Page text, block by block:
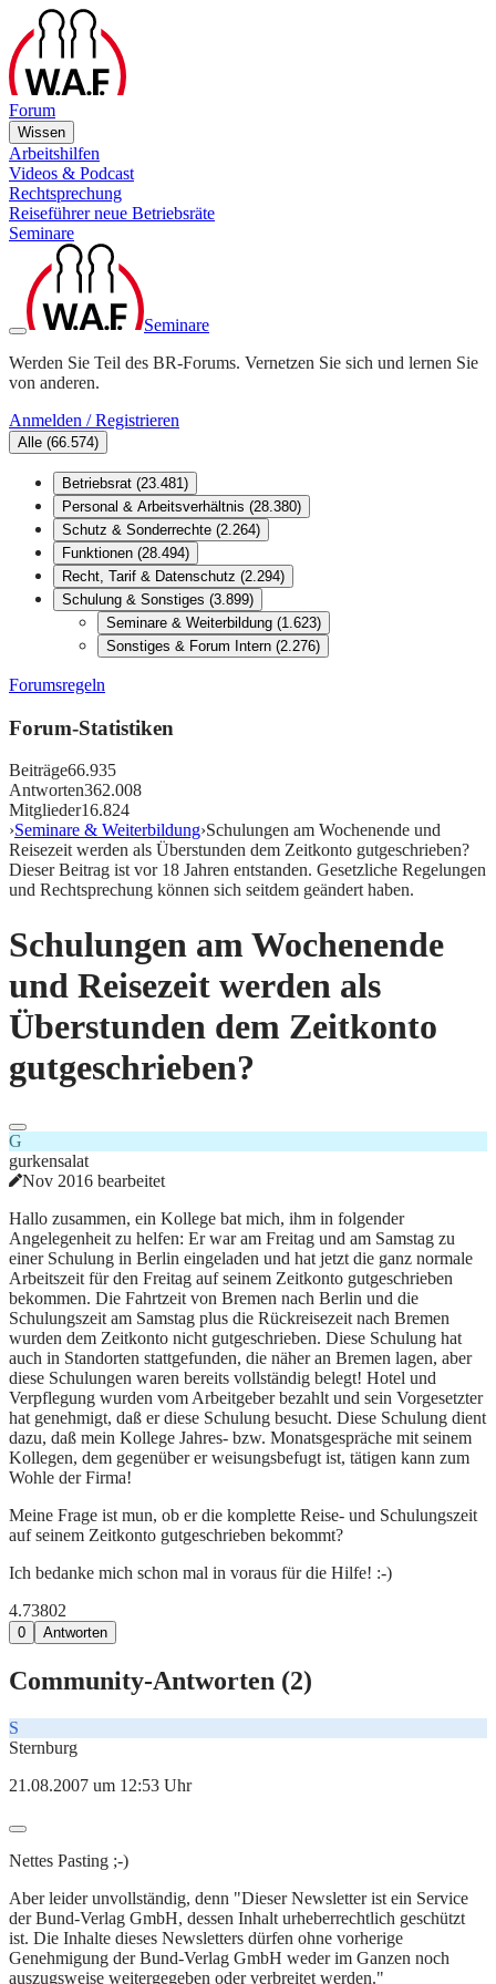
Forum
Wissen
Arbeitshilfen
Videos & Podcast
Rechtsprechung
Reiseführer neue Betriebsräte
Seminare
Seminare
Werden Sie Teil des BR-Forums. Vernetzen Sie sich und lernen Sie
von anderen.
Anmelden / Registrieren
Alle (66.574)
Betriebsrat (23.481)
Personal & Arbeitsverhältnis (28.380)
Schutz & Sonderrechte (2.264)
Funktionen (28.494)
Recht, Tarif & Datenschutz (2.294)
Schulung & Sonstiges (3.899)
Seminare & Weiterbildung (1.623)
Sonstiges & Forum Intern (2.276)
Forumsregeln
Forum-Statistiken
Beiträge66.935
Antworten362.008
Mitglieder16.824
›Seminare & Weiterbildung›Schulungen am Wochenende und
Reisezeit werden als Überstunden dem Zeitkonto gutgeschrieben?
Dieser Beitrag ist vor 18 Jahren entstanden. Gesetzliche Regelungen
und Rechtsprechung können sich seitdem geändert haben.
Schulungen am Wochenende
und Reisezeit werden als
Überstunden dem Zeitkonto
gutgeschrieben?
G
gurkensalat
Nov 2016 bearbeitet
Hallo zusammen, ein Kollege bat mich, ihm in folgender
Angelegenheit zu helfen: Er war am Freitag und am Samstag zu
einer Schulung in Berlin eingeladen und hat jetzt die ganz normale
Arbeitszeit für den Freitag auf seinem Zeitkonto gutgeschrieben
bekommen. Die Fahrtzeit von Bremen nach Berlin und die
Schulungszeit am Samstag plus die Rückreisezeit nach Bremen
wurden dem Zeitkonto nicht gutgeschrieben. Diese Schulung hat
auch in Standorten stattgefunden, die näher an Bremen lagen, aber
diese Schulungen waren bereits vollständig belegt! Hotel und
Verpflegung wurden vom Arbeitgeber bezahlt und sein Vorgesetzter
hat genehmigt, daß er diese Schulung besucht. Diese Schulung dient
dazu, daß mein Kollege Jahres- bzw. Monatsgespräche mit seinem
Kollegen, dem gegenüber er weisungsbefugt ist, tätigen kann zum
Wohle der Firma!
Meine Frage ist mun, ob er die komplette Reise- und Schulungszeit
auf seinem Zeitkonto gutgeschrieben bekommt?
Ich bedanke mich schon mal in voraus für die Hilfe! :-)
4.73802
0 Antworten
Community-Antworten (2)
S
Sternburg
21.08.2007 um 12:53 Uhr
Nettes Pasting ;-)
Aber leider unvollständig, denn "Dieser Newsletter ist ein Service
der Bund-Verlag GmbH, dessen Inhalt urheberrechtlich geschützt
ist. Die Inhalte dieses Newsletters dürfen ohne vorherige
Genehmigung der Bund-Verlag GmbH weder im Ganzen noch
auszugsweise weitergegeben oder verbreitet werden."